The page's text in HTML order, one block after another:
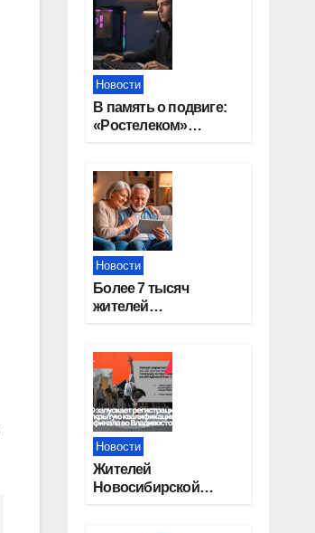
области
Новости
В память о подвиге:
«Ростелеком»
за Москву»
Новости
Более 7 тысяч
жителей
увеличение пенсии
после 80 лет
Новости
Жителей
Новосибирской